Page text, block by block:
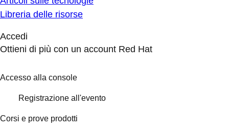
Libreria delle risorse
Accedi
Ottieni di più con un account Red Hat
Accesso alla console
Registrazione all'evento
Corsi e prove prodotti